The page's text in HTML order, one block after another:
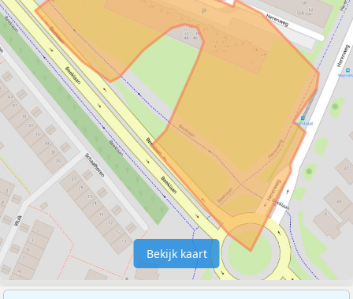
Bekijk kaart